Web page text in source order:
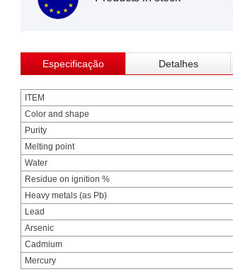
Especificação Detalhes
ITEM
Color and shape
Purity
Melting point
Water
Residue on ignition %
Heavy metals (as Pb)
Lead
Arsenic
Cadmium
Mercury